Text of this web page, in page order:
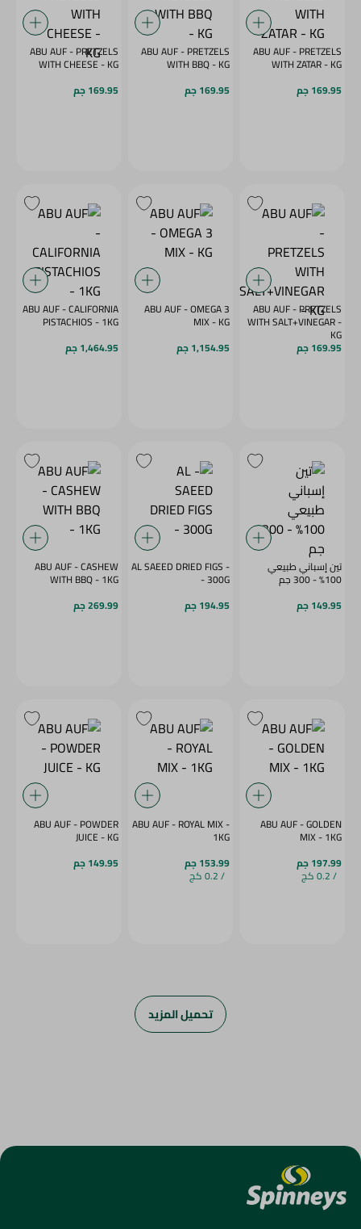
ABU AUF - PRETZELS
WITH ZATAR - KG
169.95 جم
ABU AUF - PRETZELS
WITH BBQ - KG
169.95 جم
ABU AUF - PRETZELS
WITH CHEESE - KG
169.95 جم
ABU AUF - PRETZELS
WITH SALT+VINEGAR -
KG
169.95 جم
ABU AUF - OMEGA 3
MIX - KG
1,154.95 جم
ABU AUF - CALIFORNIA
PISTACHIOS - 1KG
1,464.95 جم
تين إسباني طبيعي
100% - 300 جم
149.95 جم
- AL SAEED DRIED FIGS
- 300G
194.95 جم
ABU AUF - CASHEW
WITH BBQ - 1KG
269.99 جم
ABU AUF - GOLDEN
MIX - 1KG
197.99 جم
/ 0.2 كج
ABU AUF - ROYAL MIX -
1KG
153.99 جم
/ 0.2 كج
ABU AUF - POWDER
JUICE - KG
149.95 جم
تحميل المزيد